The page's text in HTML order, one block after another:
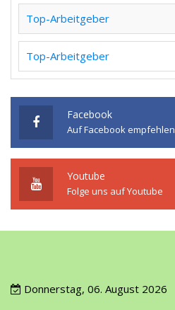
Top-Arbeitgeber
Top-Arbeitgeber
Facebook
Auf Facebook empfehlen
Youtube
Folge uns auf Youtube
Donnerstag, 06. August 2026